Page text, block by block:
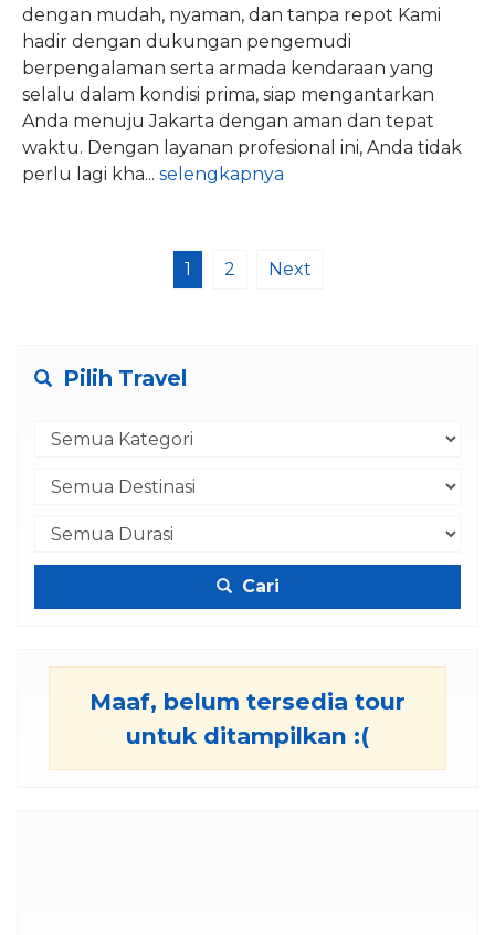
dengan mudah, nyaman, dan tanpa repot Kami
hadir dengan dukungan pengemudi
berpengalaman serta armada kendaraan yang
selalu dalam kondisi prima, siap mengantarkan
Anda menuju Jakarta dengan aman dan tepat
waktu. Dengan layanan profesional ini, Anda tidak
perlu lagi kha... selengkapnya
1 2 Next
Pilih Travel
Cari
Maaf, belum tersedia tour
untuk ditampilkan :(